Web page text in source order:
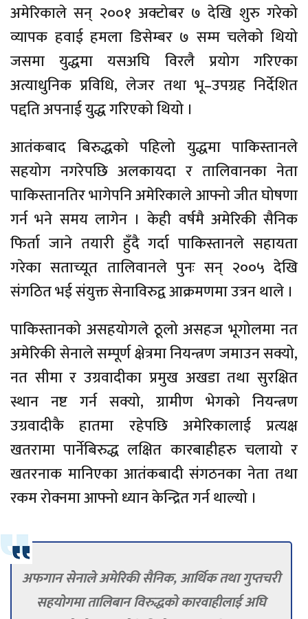
अमेरिकाले सन् २००१ अक्टोबर ७ देखि शुरु गरेको
व्यापक हवाई हमला डिसेम्बर ७ सम्म चलेको थियो
जसमा युद्धमा यसअघि विरलै प्रयोग गरिएका
अत्याधुनिक प्रविधि, लेजर तथा भू–उपग्रह निर्देशित
पद्दति अपनाई युद्ध गरिएको थियो ।
आतंकबाद बिरुद्धको पहिलो युद्धमा पाकिस्तानले
सहयोग नगरेपछि अलकायदा र तालिवानका नेता
पाकिस्तानतिर भागेपनि अमेरिकाले आफ्नो जीत घोषणा
गर्न भने समय लागेन । केही वर्षमै अमेरिकी सैनिक
फिर्ता जाने तयारी हुँदै गर्दा पाकिस्तानले सहायता
गरेका सताच्यूत तालिवानले पुनः सन् २००५ देखि
संगठित भई संयुक्त सेनाविरुद्व आक्रमणमा उत्रन थाले ।
पाकिस्तानको असहयोगले ठूलो असहज भूगोलमा नत
अमेरिकी सेनाले सम्पूर्ण क्षेत्रमा नियन्त्रण जमाउन सक्यो,
नत सीमा र उग्रवादीका प्रमुख अखडा तथा सुरक्षित
स्थान नष्ट गर्न सक्यो, ग्रामीण भेगको नियन्त्रण
उग्रवादीकै हातमा रहेपछि अमेरिकालाई प्रत्यक्ष
खतरामा पार्नेबिरुद्ध लक्षित कारबाहीहरु चलायो र
खतरनाक मानिएका आतंकबादी संगठनका नेता तथा
रकम रोक्नमा आफ्नो ध्यान केन्द्रित गर्न थाल्यो ।
अफगान सेनाले अमेरिकी सैनिक, आर्थिक तथा गुप्तचरी
सहयोगमा तालिबान विरुद्धको कारवाहीलाई अघि